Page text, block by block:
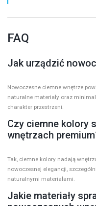
FAQ
Jak urządzić
Nowoczesne ciemne wnętrze
naturalne materiały oraz
charakter przestrzeni.
Czy ciemne kolory
wnętrzach
Tak, ciemne kolory nadają
nowoczesnej elegancji,
naturalnymi materiałami.
Jakie materiały